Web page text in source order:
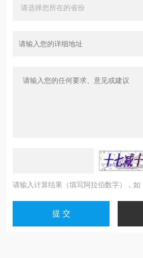
请输入计算结果（填写阿拉伯数字），如